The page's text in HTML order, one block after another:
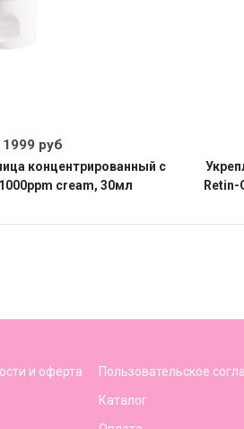
1999 руб
концентрированный с
cream, 30мл
и оферта Пользовательское
Каталог